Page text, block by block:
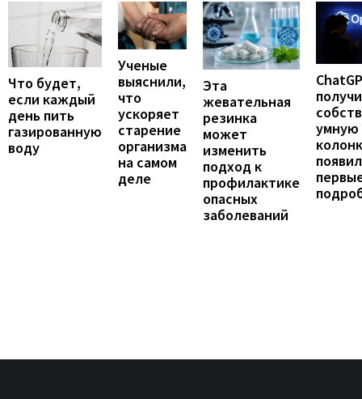
Что будет,
если каждый
день пить
газированную
воду
Ученые
выяснили,
что
ускоряет
старение
организма
на самом
деле
Эта
жевательная
резинка
может
изменить
подход к
профилактике
опасных
заболеваний
умную